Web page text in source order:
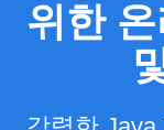
위한